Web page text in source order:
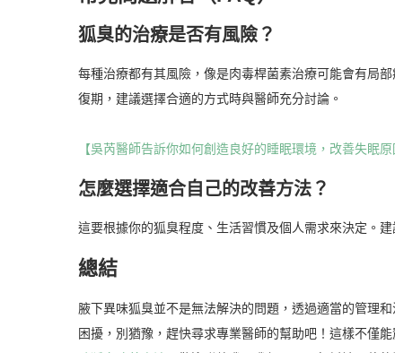
狐臭的治療是否有風險？
每種治療都有其風險，像是肉毒桿菌素治療可能會有局
復期，建議選擇合適的方式時與醫師充分討論。
【吳芮醫師告訴你如何創造良好的睡眠環境，改善失眠原
怎麼選擇適合自己的改善方法？
這要根據你的狐臭程度、生活習慣及個人需求來決定。
總結
腋下異味狐臭並不是無法解決的問題，透過適當的管理
困擾，別猶豫，趕快尋求專業醫師的幫助吧！這樣不僅